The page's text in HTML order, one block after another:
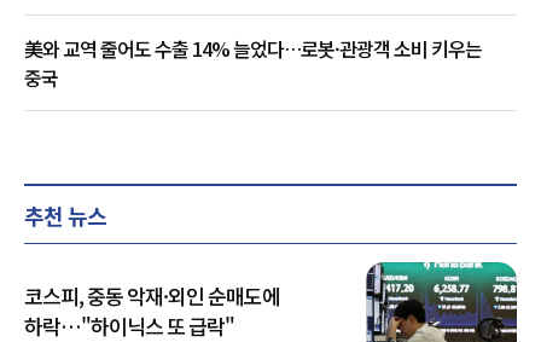
美와 교역 줄어도 수출 14% 늘었다…로봇·관광객 소비 키우는
중국
추천 뉴스
코스피, 중동 악재·외인 순매도에
하락…"하이닉스 또 급락"